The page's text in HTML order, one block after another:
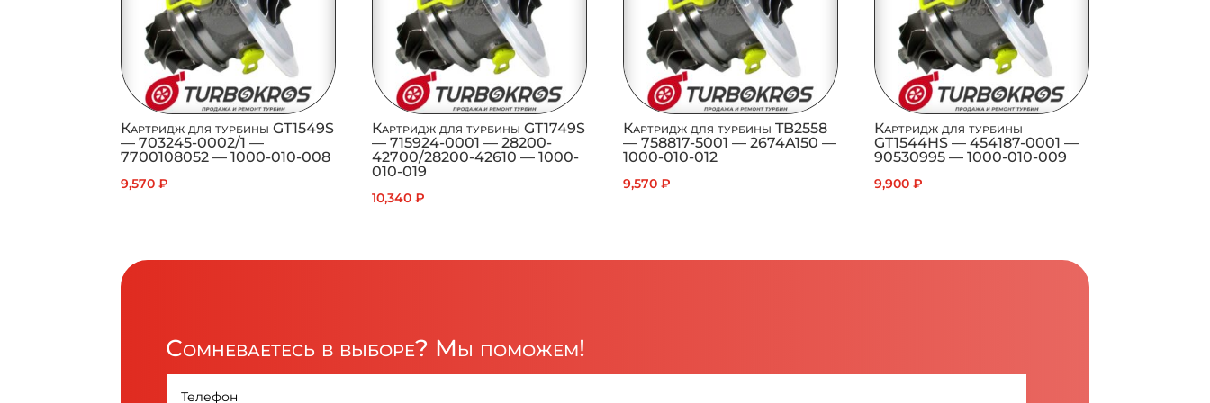
Картридж для турбины GT1549S
— 703245-0002/1 —
7700108052 — 1000-010-008
9,570₽
Картридж для турбины GT1749S
— 715924-0001 — 28200-
42700/28200-42610 — 1000-
010-019
10,340₽
Картридж для турбины TB2558
— 758817-5001 — 2674A150 —
1000-010-012
9,570₽
Картридж для турбины
GT1544HS — 454187-0001 —
90530995 — 1000-010-009
9,900₽
Сомневаетесь в выборе? Мы поможем!